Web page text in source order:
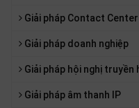
Giải pháp Contact Center
Giải pháp doanh nghiệp
Giải pháp hội nghị truyền
Giải pháp âm thanh IP